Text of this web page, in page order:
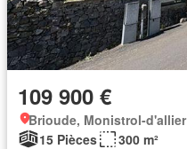
109 900 €
Brioude, Monistrol-d'allier
15 Pièces
300 m²